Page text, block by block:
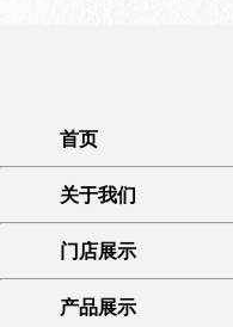
首页
关于我们
门店展示
产品展示